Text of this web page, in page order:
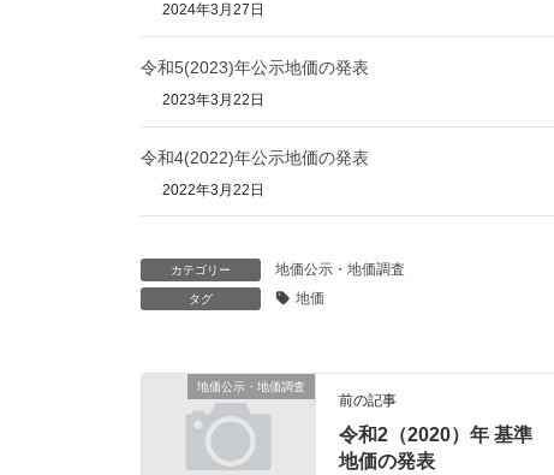
2024年3月27日
令和5(2023)年公示地価の発表
2023年3月22日
令和4(2022)年公示地価の発表
2022年3月22日
カテゴリー 地価公示・地価調査
タグ 地価
地価公示・地価調査
前の記事
令和2（2020）年 基準
地価の発表